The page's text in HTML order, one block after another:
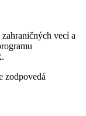
vecí a
zodpovedá